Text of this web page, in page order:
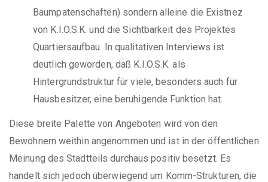
Baumpatenschaften) sondern alleine die Existnez
von K.I.O.S.K. und die Sichtbarkeit des Projektes
Quartiersaufbau. In qualitativen Interviews ist
deutlich geworden, daß K.I.O.S.K. als
Hintergrundstruktur für viele, besonders auch für
Hausbesitzer, eine beruhigende Funktion hat.
Diese breite Palette von Angeboten wird von den
Bewohnern weithin angenommen und ist in der öffentlichen
Meinung des Stadtteils durchaus positiv besetzt. Es
handelt sich jedoch überwiegend um Komm-Strukturen, die